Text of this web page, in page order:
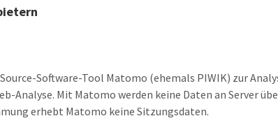
Software-Tool Matomo (ehemals PIWIK) zur
Analyse. Mit Matomo werden keine Daten an Server
erhebt Matomo keine Sitzungsdaten.